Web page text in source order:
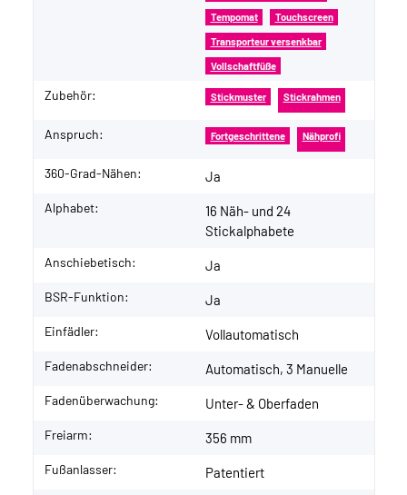
Tempomat Touchscreen
Transporteur versenkbar
Vollschaftfüße
Zubehör: Stickmuster Stickrahmen
Anspruch: Fortgeschrittene Nähprofi
360-Grad-Nähen: Ja
Alphabet:
16 Näh- und 24
Stickalphabete
Anschiebetisch: Ja
BSR-Funktion: Ja
Einfädler: Vollautomatisch
Fadenabschneider: Automatisch, 3 Manuelle
Fadenüberwachung: Unter- & Oberfaden
Freiarm: 356 mm
Fußanlasser: Patentiert